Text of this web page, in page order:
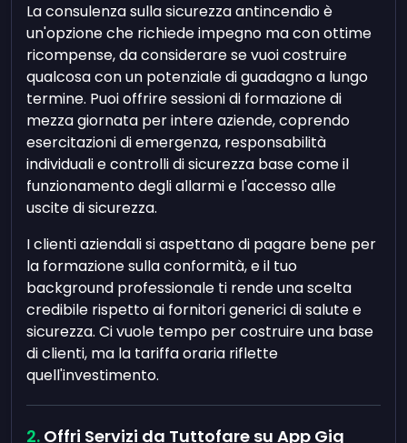
La consulenza sulla sicurezza antincendio è
un'opzione che richiede impegno ma con ottime
ricompense, da considerare se vuoi costruire
qualcosa con un potenziale di guadagno a lungo
termine. Puoi offrire sessioni di formazione di
mezza giornata per intere aziende, coprendo
esercitazioni di emergenza, responsabilità
individuali e controlli di sicurezza base come il
funzionamento degli allarmi e l'accesso alle
uscite di sicurezza.
I clienti aziendali si aspettano di pagare bene per
la formazione sulla conformità, e il tuo
background professionale ti rende una scelta
credibile rispetto ai fornitori generici di salute e
sicurezza. Ci vuole tempo per costruire una base
di clienti, ma la tariffa oraria riflette
quell'investimento.
Offri Servizi da Tuttofare su App Gig